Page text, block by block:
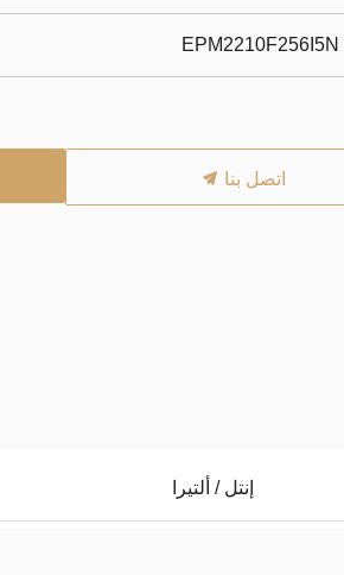
EPM2210F256I5N
اتصل بنا
إنتل / ألتيرا